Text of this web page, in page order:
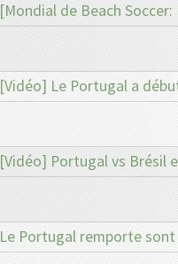
[Mondial de Beach
[Vidéo] Le Portugal a
[Vidéo] Portugal vs Brésil
Le Portugal remporte